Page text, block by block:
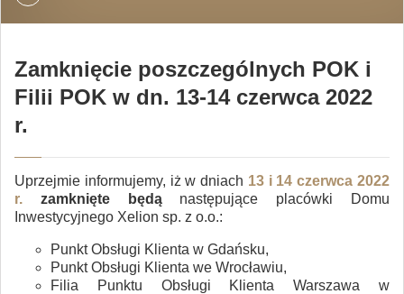
Zamknięcie poszczególnych POK i
Filii POK w dn. 13-14 czerwca 2022
r.
Uprzejmie informujemy, iż w dniach 13 i 14 czerwca 2022
r.
zamknięte będąnastępujące placówki Domu
Inwestycyjnego Xelion sp. z o.o.:
Punkt Obsługi Klienta w Gdańsku,
Punkt Obsługi Klienta we Wrocławiu,
Filia Punktu Obsługi Klienta Warszawa w